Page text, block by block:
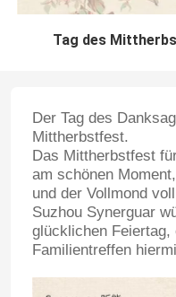
Tag des
Der Tag des
Mittherbstfest.
Das Mittherbstfest
am schönen
und der Vollmond
Suzhou Synerguar
glücklichen Feiertag,
Familientreffen